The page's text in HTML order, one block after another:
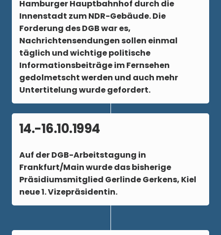
Hamburger Hauptbahnhof durch die
Innenstadt zum NDR-Gebäude. Die
Forderung des DGB war es,
Nachrichtensendungen sollen einmal
täglich und wichtige politische
Informationsbeiträge im Fernsehen
gedolmetscht werden und auch mehr
Untertitelung wurde gefordert.
14.-16.10.1994
Auf der DGB-Arbeitstagung in
Frankfurt/Main wurde das bisherige
Präsidiumsmitglied Gerlinde Gerkens, Kiel
neue 1. Vizepräsidentin.